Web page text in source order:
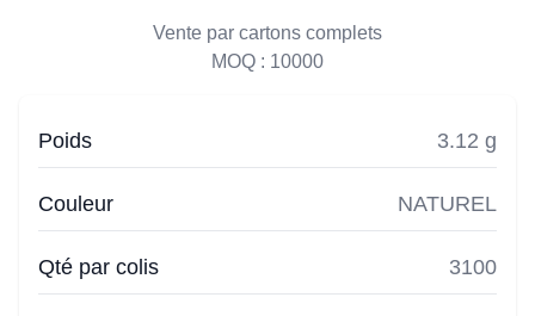
Vente par cartons complets
MOQ : 10000
Poids 3.12 g
Couleur NATUREL
Qté par colis 3100